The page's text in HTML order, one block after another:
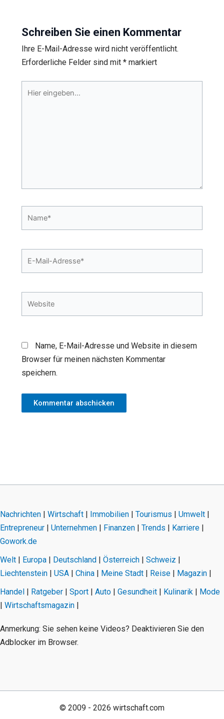
Schreiben Sie einen Kommentar
Ihre E-Mail-Adresse wird nicht veröffentlicht.
Erforderliche Felder sind mit *markiert
Name, E-Mail-Adresse und Website in diesem
Browser für meinen nächsten Kommentar
speichern.
Nachrichten | Wirtschaft | Immobilien | Tourismus | Umwelt |
Entrepreneur | Unternehmen | Finanzen | Trends | Karriere |
Gowork.de
Welt | Europa | Deutschland | Österreich | Schweiz |
Liechtenstein | USA | China | Meine Stadt | Reise | Magazin |
Handel | Ratgeber | Sport | Auto | Gesundheit | Kulinarik | Mode
| Wirtschaftsmagazin |
Anmerkung: Sie sehen keine Videos? Deaktivieren Sie den
Adblocker im Browser.
© 2009 - 2026 wirtschaft.com